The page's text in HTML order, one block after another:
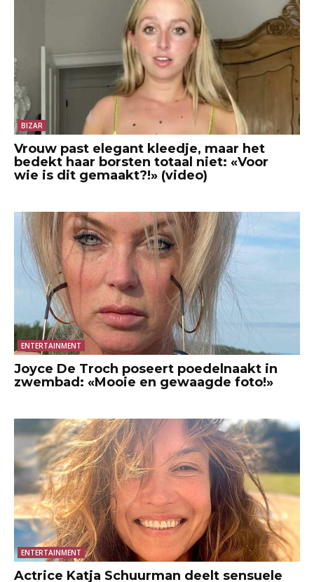
BIZAR
Vrouw past elegant kleedje, maar het
bedekt haar borsten totaal niet: «Voor
wie is dit gemaakt?!» (video)
ENTERTAINMENT
Joyce De Troch poseert poedelnaakt in
zwembad: «Mooie en gewaagde foto!»
ENTERTAINMENT
Actrice Katja Schuurman deelt sensuele